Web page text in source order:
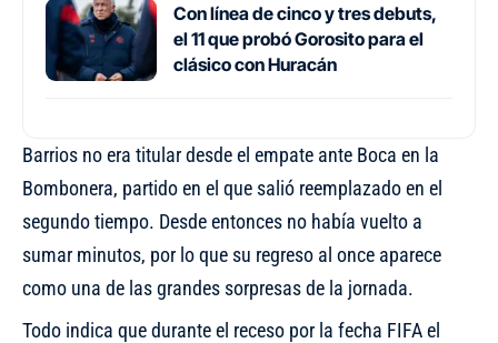
Con línea de cinco y tres debuts,
el 11 que probó Gorosito para el
clásico con Huracán
Barrios no era titular desde el empate ante Boca en la
Bombonera, partido en el que salió reemplazado en el
segundo tiempo. Desde entonces no había vuelto a
sumar minutos, por lo que su regreso al once aparece
como una de las grandes sorpresas de la jornada.
Todo indica que durante el receso por la fecha FIFA el